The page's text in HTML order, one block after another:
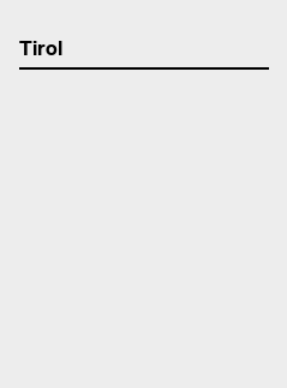
Tirol